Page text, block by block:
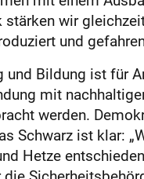
wir
und
und Bildung ist für
mit
werden.
Schwarz ist klar:
Hetze